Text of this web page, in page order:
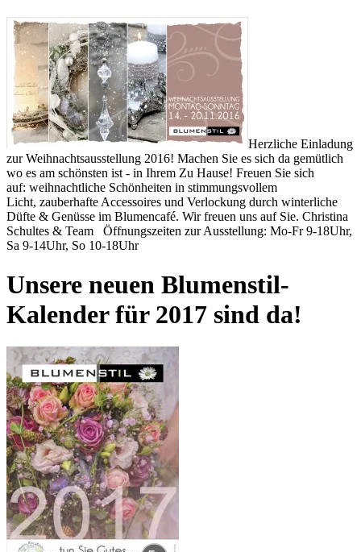
Herzliche Einladung
zur Weihnachtsausstellung 2016! Machen Sie es sich da gemütlich
wo es am schönsten ist - in Ihrem Zu Hause! Freuen Sie sich
auf: weihnachtliche Schönheiten in stimmungsvollem
Licht, zauberhafte Accessoires und Verlockung durch winterliche
Düfte & Genüsse im Blumencafé. Wir freuen uns auf Sie. Christina
Schultes & Team Öffnungszeiten zur Ausstellung: Mo-Fr 9-18Uhr,
Sa 9-14Uhr, So 10-18Uhr
Unsere neuen Blumenstil-
Kalender für 2017 sind da!